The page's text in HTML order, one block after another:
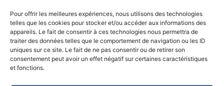
Pour offrir les meilleures expériences, nous utilisons des technologies
telles que les cookies pour stocker et/ou accéder aux informations des
appareils. Le fait de consentir à ces technologies nous permettra de
traiter des données telles que le comportement de navigation ou les ID
uniques sur ce site. Le fait de ne pas consentir ou de retirer son
consentement peut avoir un effet négatif sur certaines caractéristiques
et fonctions.